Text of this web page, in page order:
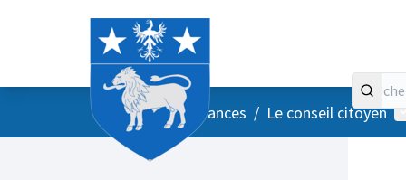
AccueilMenu principal
/ Vos instances / Le conseil citoyen